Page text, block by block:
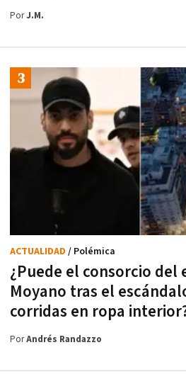
PorJ.M.
¿Puede el consorcio del
Moyano tras el
corridas en ropa
ACTUALIDAD / Polémica
PorAndrés Randazzo